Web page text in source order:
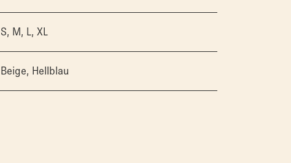
S, M, L, XL
Beige, Hellblau